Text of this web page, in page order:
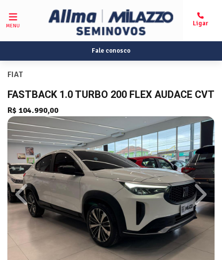
MENU
Fale conosco
FIAT
FASTBACK 1.0 TURBO 200 FLEX AUDACE CVT
R$ 104.990,00
Previous Next